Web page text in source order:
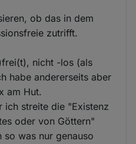
ob das in dem
zutrifft.
nicht -los (als
habe andererseits aber
am Hut.
ich streite die "Existenz
oder von Göttern"
was nur genauso